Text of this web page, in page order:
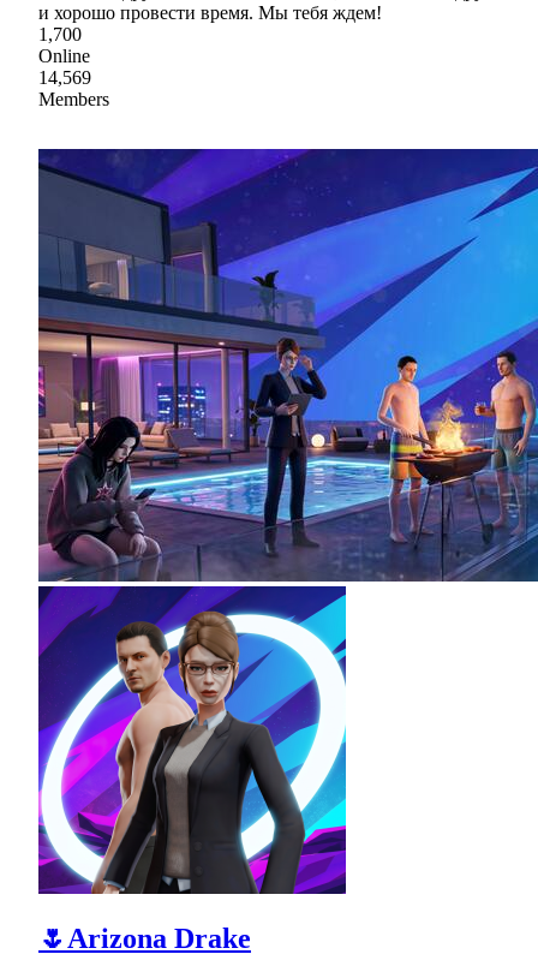
и хорошо провести время. Мы тебя ждем!
1,700
Online
14,569
Members
🌷Arizona Drake